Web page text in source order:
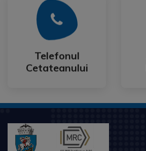
Telefonul
Cetateanului
Telefonul
Cetateanului
Mai Mult